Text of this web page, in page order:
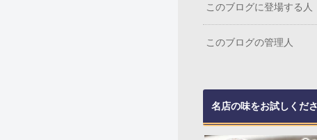
このブログに登場する人
このブログの管理人
名店の味をお試しくだ